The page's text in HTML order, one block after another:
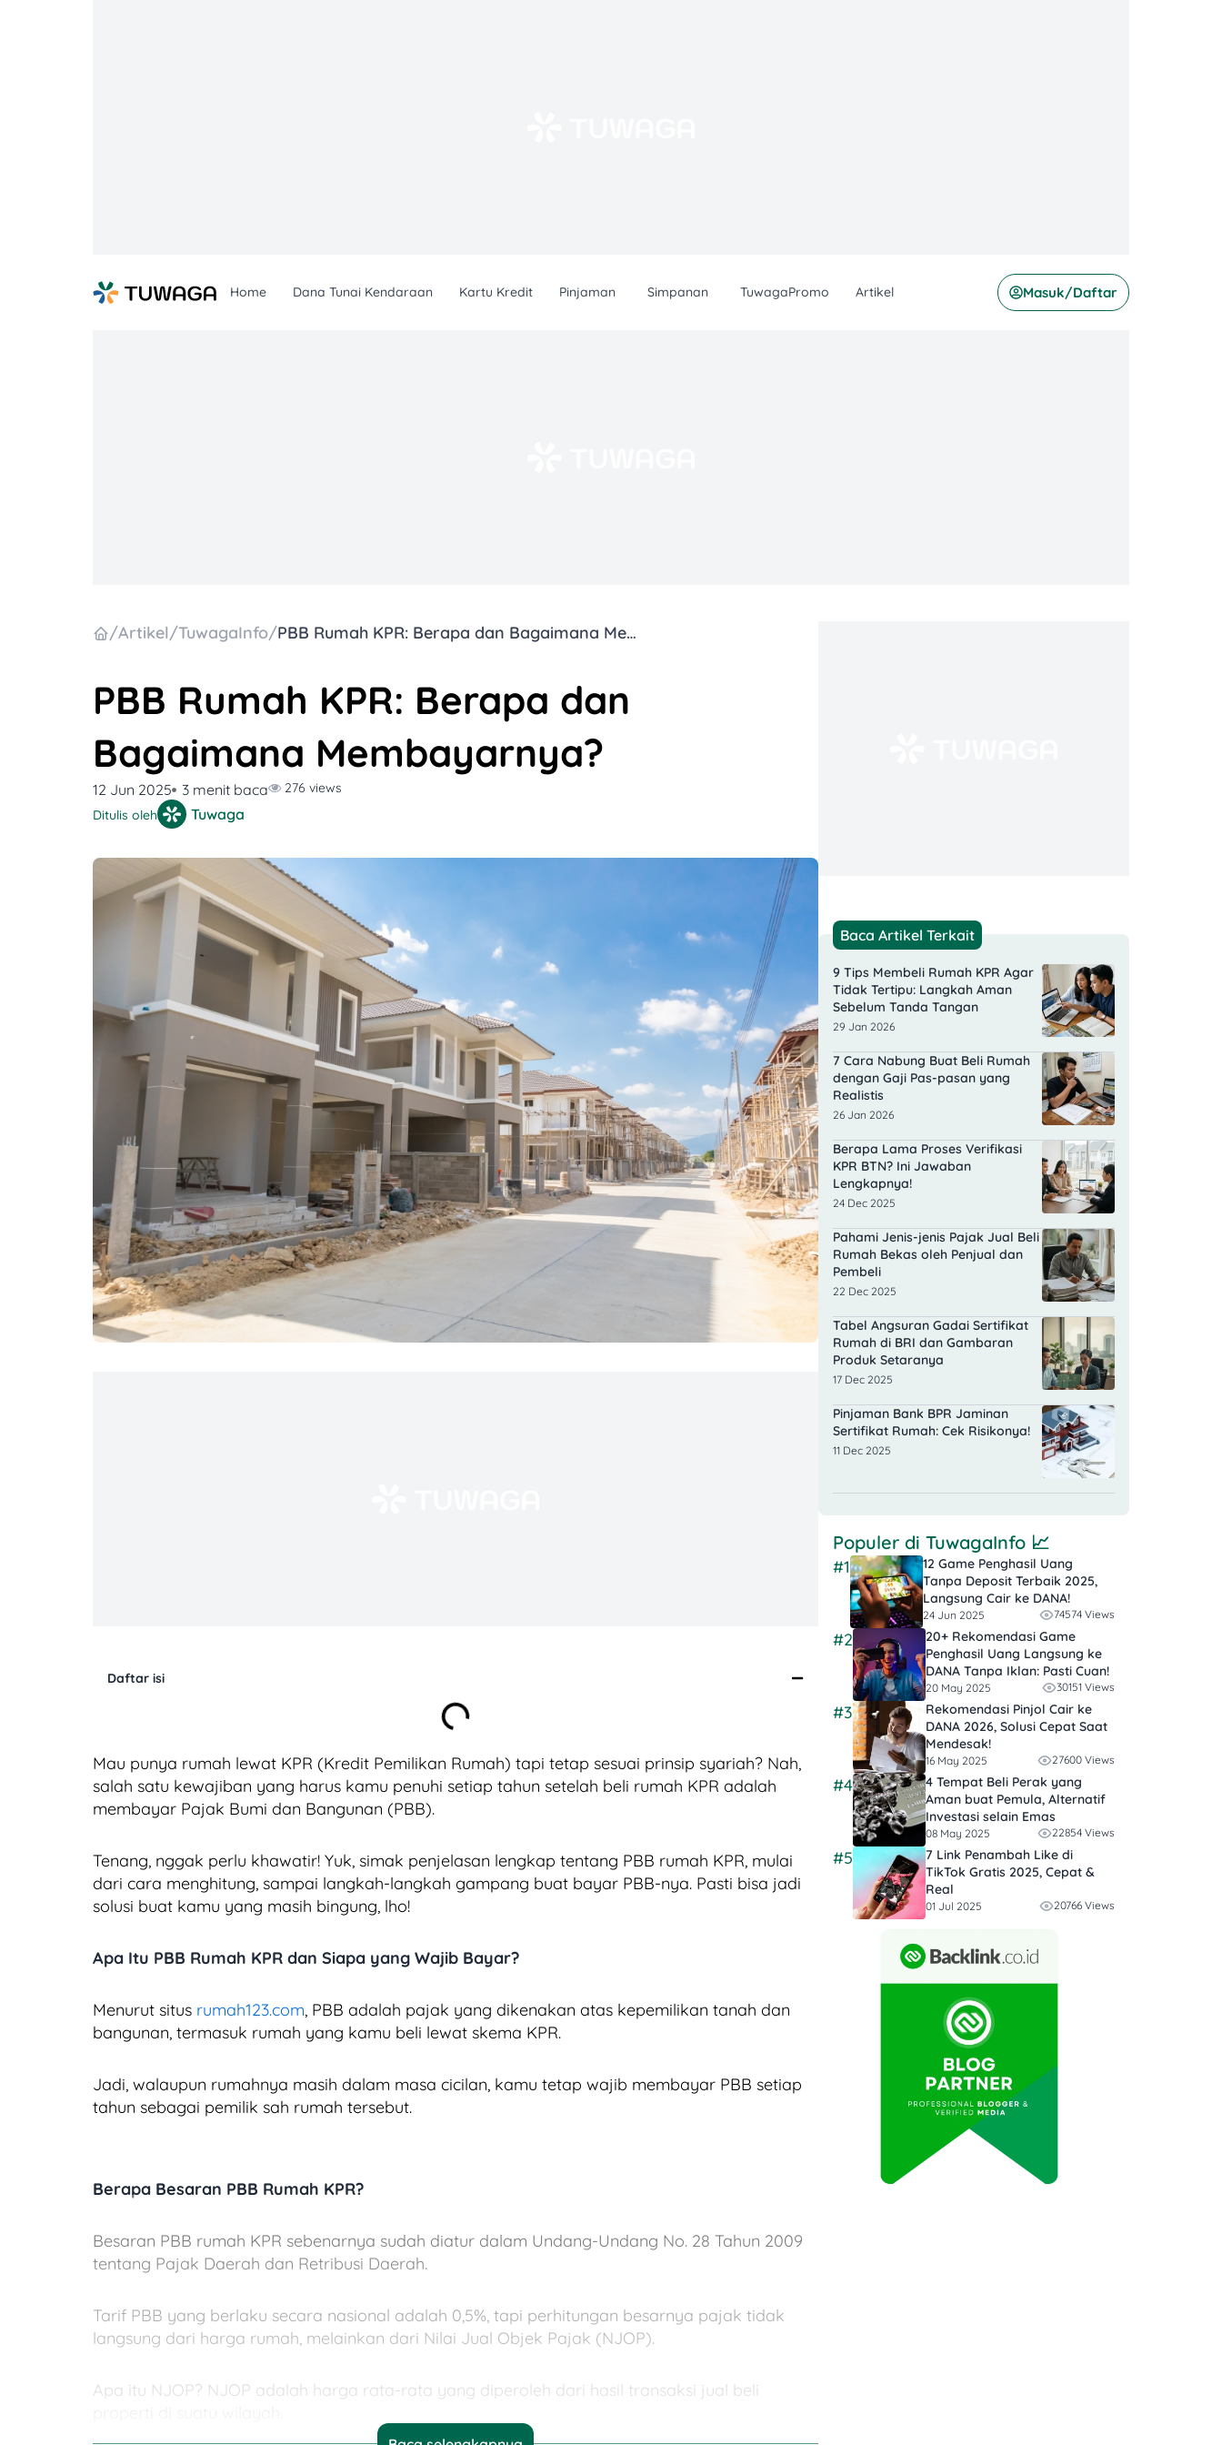
Home Dana Tunai Kendaraan Kartu Kredit Pinjaman Simpanan TuwagaPromo Artikel Masuk/Daftar
/Artikel/TuwagaInfo/ PBB Rumah KPR: Berapa dan Bagaimana Membayarnya?
PBB Rumah KPR: Berapa dan
Bagaimana Membayarnya?
12 Jun 2025 3 menit baca
276 views
Ditulis oleh
Tuwaga
Daftar isi
Mau punya rumah lewat KPR (Kredit Pemilikan Rumah) tapi tetap sesuai prinsip syariah? Nah,
salah satu kewajiban yang harus kamu penuhi setiap tahun setelah beli rumah KPR adalah
membayar Pajak Bumi dan Bangunan (PBB).
Tenang, nggak perlu khawatir! Yuk, simak penjelasan lengkap tentang PBB rumah KPR, mulai
dari cara menghitung, sampai langkah-langkah gampang buat bayar PBB-nya. Pasti bisa jadi
solusi buat kamu yang masih bingung, lho!
Apa Itu PBB Rumah KPR dan Siapa yang Wajib Bayar?
Menurut situs rumah123.com, PBB adalah pajak yang dikenakan atas kepemilikan tanah dan
bangunan, termasuk rumah yang kamu beli lewat skema KPR.
Jadi, walaupun rumahnya masih dalam masa cicilan, kamu tetap wajib membayar PBB setiap
tahun sebagai pemilik sah rumah tersebut.
Berapa Besaran PBB Rumah KPR?
Besaran PBB rumah KPR sebenarnya sudah diatur dalam Undang-Undang No. 28 Tahun 2009
tentang Pajak Daerah dan Retribusi Daerah.
Tarif PBB yang berlaku secara nasional adalah 0,5%, tapi perhitungan besarnya pajak tidak
langsung dari harga rumah, melainkan dari Nilai Jual Objek Pajak (NJOP).
Apa itu NJOP? NJOP adalah harga rata-rata yang diperoleh dari hasil transaksi jual beli
Baca Artikel Terkait
9 Tips Membeli Rumah KPR Agar
Tidak Tertipu: Langkah Aman
Sebelum Tanda Tangan
29 Jan 2026
7 Cara Nabung Buat Beli Rumah
dengan Gaji Pas-pasan yang
Realistis
26 Jan 2026
Berapa Lama Proses Verifikasi
KPR BTN? Ini Jawaban
Lengkapnya!
24 Dec 2025
Pahami Jenis-jenis Pajak Jual Beli
Rumah Bekas oleh Penjual dan
Pembeli
22 Dec 2025
Tabel Angsuran Gadai Sertifikat
Rumah di BRI dan Gambaran
Produk Setaranya
17 Dec 2025
Pinjaman Bank BPR Jaminan
Sertifikat Rumah: Cek Risikonya!
11 Dec 2025
Populer di TuwagaInfo 📈
#1
12 Game Penghasil Uang
Tanpa Deposit Terbaik 2025,
Langsung Cair ke DANA!
24 Jun 2025 74574 Views
#2
20+ Rekomendasi Game
Penghasil Uang Langsung ke
DANA Tanpa Iklan​: Pasti Cuan!
20 May 2025 30151 Views
#3
Rekomendasi Pinjol Cair ke
DANA 2026, Solusi Cepat Saat
Mendesak!
16 May 2025 27600 Views
#4
4 Tempat Beli Perak yang
Aman buat Pemula, Alternatif
Investasi selain Emas
08 May 2025 22854 Views
#5
7 Link Penambah Like di
TikTok Gratis 2025, Cepat &
Real
01 Jul 2025 20766 Views